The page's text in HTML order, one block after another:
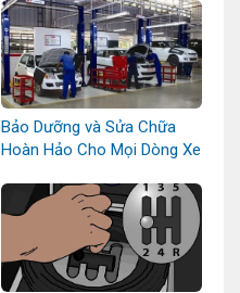
Bảo Dưỡng và Sửa Chữa
Hoàn Hảo Cho Mọi Dòng Xe